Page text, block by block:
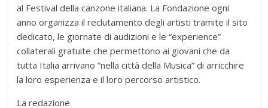
al Festival della canzone italiana. La Fondazione ogni
anno organizza il reclutamento degli artisti tramite il sito
dedicato, le giornate di audizioni e le “experience”
collaterali gratuite che permettono ai giovani che da
tutta Italia arrivano “nella città della Musica” di arricchire
la loro esperienza e il loro percorso artistico.
La redazione